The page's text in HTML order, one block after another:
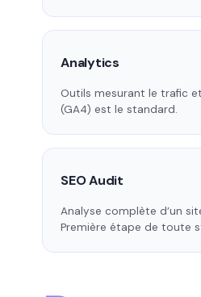
Analytics
Outils mesurant le trafic
(GA4) est le standard.
SEO Audit
Analyse complète d’un
Première étape de toute